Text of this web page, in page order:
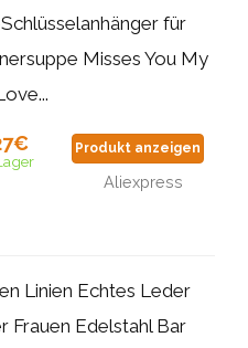
für
Misses You My
Produkt anzeigen
Aliexpress
Linien Echtes Leder
Frauen Edelstahl Bar